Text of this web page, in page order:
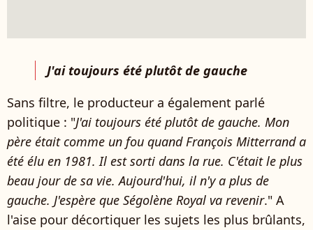
J'ai toujours été plutôt de gauche
Sans filtre, le producteur a également parlé
politique : "J'ai toujours été plutôt de gauche. Mon
père était comme un fou quand François Mitterrand a
été élu en 1981. Il est sorti dans la rue. C'était le plus
beau jour de sa vie. Aujourd'hui, il n'y a plus de
gauche. J'espère que Ségolène Royal va revenir." A
l'aise pour décortiquer les sujets les plus brûlants,